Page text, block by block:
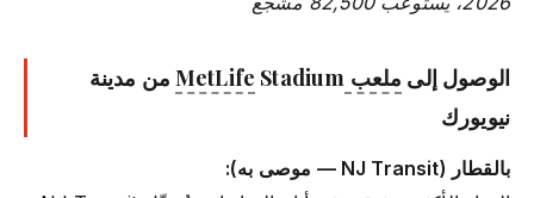
الوصول إلى ملعب MetLife
Stadium من مدينة
نيويورك
بالقطار (NJ Transit — موصى به):